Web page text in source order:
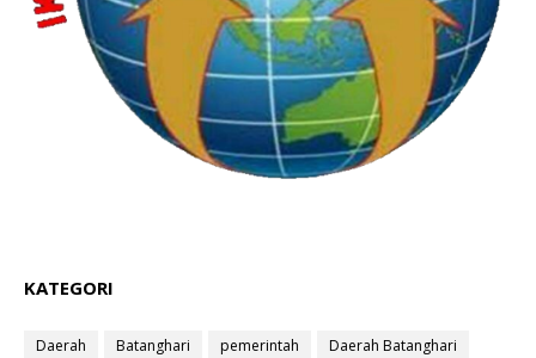
KATEGORI
Daerah Batanghari pemerintah
Daerah Batanghari